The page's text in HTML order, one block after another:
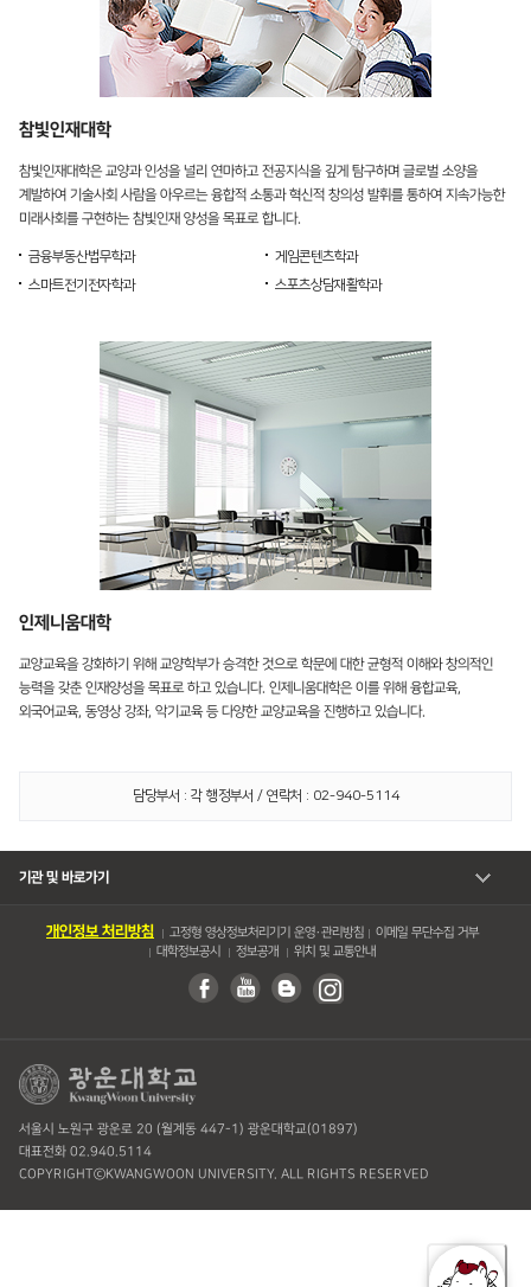
참빛인재대학
참빛인재대학은 교양과 인성을 널리 연마하고 전공지식을 깊게 탐구하며 글로벌 소양을
계발하여 기술사회 사람을 아우르는 융합적 소통과 혁신적 창의성 발휘를 통하여 지속가능한
미래사회를 구현하는 참빛인재 양성을 목표로 합니다.
금융부동산법무학과
게임콘텐츠학과
스마트전기전자학과
스포츠상담재활학과
인제니움대학
교양교육을 강화하기 위해 교양학부가 승격한 것으로 학문에 대한 균형적 이해와 창의적인
능력을 갖춘 인재양성을 목표로 하고 있습니다. 인제니움대학은 이를 위해 융합교육,
외국어교육, 동영상 강좌, 악기교육 등 다양한 교양교육을 진행하고 있습니다.
담당부서 : 각 행정부서 / 연락처 : 02-940-5114
기관 및 바로가기
개인정보 처리방침 고정형 영상정보처리기기 운영・관리방침
이메일 무단수집 거부
대학정보공시
정보공개 위치 및 교통안내
서울시 노원구 광운로 20 (월계동 447-1) 광운대학교(01897)
대표전화 02.940.5114
COPYRIGHTⓒKWANGWOON UNIVERSITY. ALL RIGHTS RESERVED